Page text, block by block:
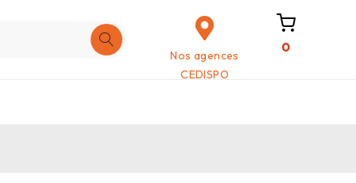
Nos agences
CEDISPO
0